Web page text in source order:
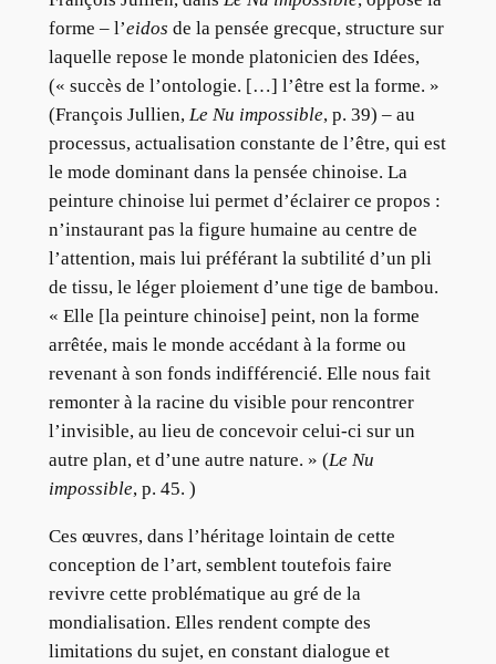
forme – l’eidos de la pensée grecque, structure sur
laquelle repose le monde platonicien des Idées,
(« succès de l’ontologie. […] l’être est la forme. »
(François Jullien, Le Nu impossible, p. 39) – au
processus, actualisation constante de l’être, qui est
le mode dominant dans la pensée chinoise. La
peinture chinoise lui permet d’éclairer ce propos :
n’instaurant pas la figure humaine au centre de
l’attention, mais lui préférant la subtilité d’un pli
de tissu, le léger ploiement d’une tige de bambou.
« Elle [la peinture chinoise] peint, non la forme
arrêtée, mais le monde accédant à la forme ou
revenant à son fonds indifférencié. Elle nous fait
remonter à la racine du visible pour rencontrer
l’invisible, au lieu de concevoir celui-ci sur un
autre plan, et d’une autre nature. » (Le Nu
impossible, p. 45. )
Ces œuvres, dans l’héritage lointain de cette
conception de l’art, semblent toutefois faire
revivre cette problématique au gré de la
mondialisation. Elles rendent compte des
limitations du sujet, en constant dialogue et